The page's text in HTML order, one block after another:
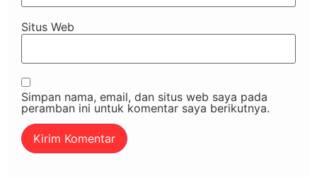
Situs Web
Simpan nama, email, dan situs web saya pada
peramban ini untuk komentar saya berikutnya.